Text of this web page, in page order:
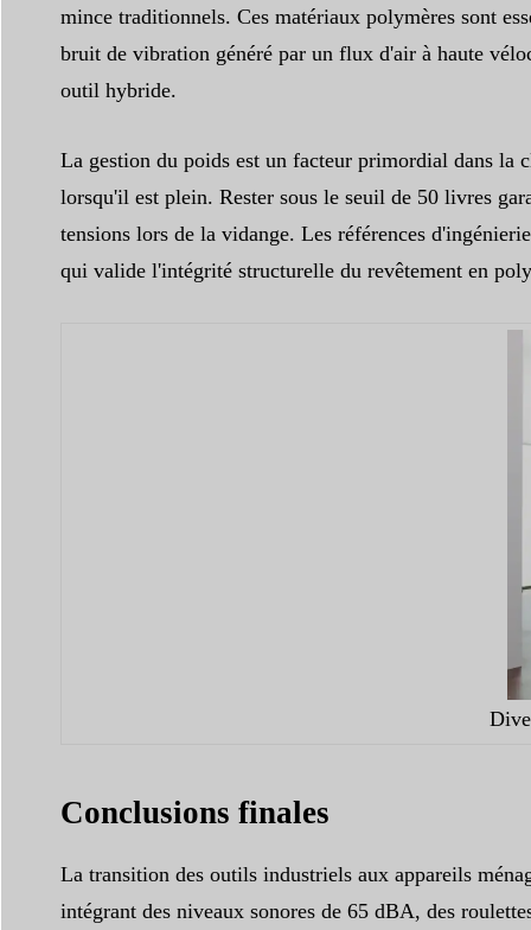
mince traditionnels. Ces matériaux polymères sont
bruit de vibration généré par un flux d'air à haute
outil hybride.
La gestion du poids est un facteur primordial dans la
lorsqu'il est plein. Rester sous le seuil de 50 livres
tensions lors de la vidange. Les références
qui valide l'intégrité structurelle du revêtement en
Conclusions finales
La transition des outils industriels aux appareils
intégrant des niveaux sonores de 65 dBA, des